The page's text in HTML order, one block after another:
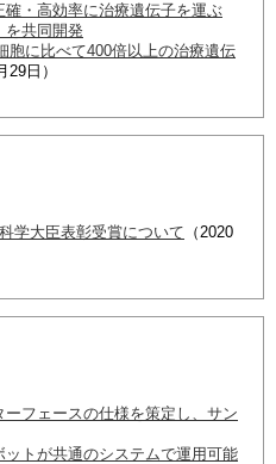
・高効率に治療遺伝子を運ぶ
を共同開発
胞に比べて400倍以上の治療遺伝
29日）
学大臣表彰受賞について （2020
フェースの仕様を策定し、サン
ットが共通のシステムで運用可能